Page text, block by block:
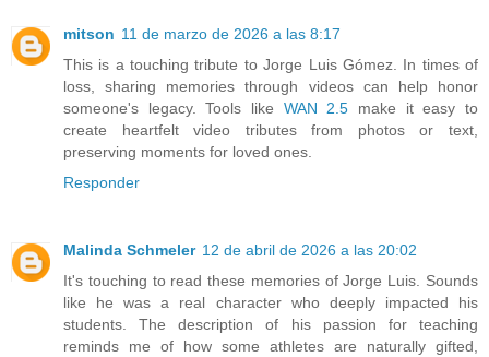
mitson 11 de marzo de 2026 a las 8:17
This is a touching tribute to Jorge Luis Gómez. In times of
loss, sharing memories through videos can help honor
someone's legacy. Tools like WAN 2.5 make it easy to
create heartfelt video tributes from photos or text,
preserving moments for loved ones.
Responder
Malinda Schmeler 12 de abril de 2026 a las 20:02
It's touching to read these memories of Jorge Luis. Sounds
like he was a real character who deeply impacted his
students. The description of his passion for teaching
reminds me of how some athletes are naturally gifted,